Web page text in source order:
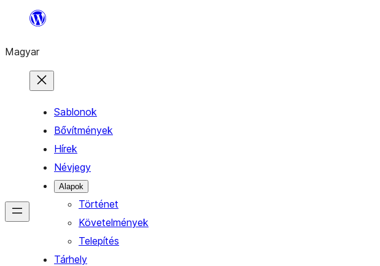
Ugrás
tartalomhoz
Magyar
Sablonok
Bővítmények
Hírek
Névjegy
Alapok
Történet
Követelmények
Telepítés
Tárhely